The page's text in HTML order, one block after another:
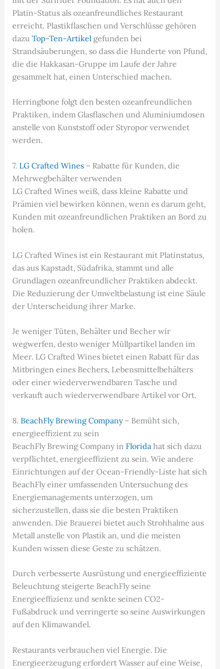
Platin-Status als ozeanfreundliches Restaurant
erreicht. Plastikflaschen und Verschlüsse gehören
dazu Top-Ten-Artikel gefunden bei
Strandsäuberungen, so dass die Hunderte von Pfund,
die die Hakkasan-Gruppe im Laufe der Jahre
gesammelt hat, einen Unterschied machen.
Herringbone folgt den besten ozeanfreundlichen
Praktiken, indem Glasflaschen und Aluminiumdosen
anstelle von Kunststoff oder Styropor verwendet
werden.
7. LG Crafted Wines– Rabatte für Kunden, die
Mehrwegbehälter verwenden
LG Crafted Wines weiß, dass kleine Rabatte und
Prämien viel bewirken können, wenn es darum geht,
Kunden mit ozeanfreundlichen Praktiken an Bord zu
holen.
LG Crafted Wines ist ein Restaurant mit Platinstatus,
das aus Kapstadt, Südafrika, stammt und alle
Grundlagen ozeanfreundlicher Praktiken abdeckt.
Die Reduzierung der Umweltbelastung ist eine Säule
der Unterscheidung ihrer Marke.
Je weniger Tüten, Behälter und Becher wir
wegwerfen, desto weniger Müllpartikel landen im
Meer. LG Crafted Wines bietet einen Rabatt für das
Mitbringen eines Bechers, Lebensmittelbehälters
oder einer wiederverwendbaren Tasche und
verkauft auch wiederverwendbare Artikel vor Ort.
8. BeachFly Brewing Company– Bemüht sich,
energieeffizient zu sein
BeachFly Brewing Company in Florida hat sich dazu
verpflichtet, energieeffizient zu sein. Wie andere
Einrichtungen auf der Ocean-Friendly-Liste hat sich
BeachFly einer umfassenden Untersuchung des
Energiemanagements unterzogen, um
sicherzustellen, dass sie die besten Praktiken
anwenden. Die Brauerei bietet auch Strohhalme aus
Metall anstelle von Plastik an, und die meisten
Kunden wissen diese Geste zu schätzen.
Durch verbesserte Ausrüstung und energieeffiziente
Beleuchtung steigerte BeachFly seine
Energieeffizienz und senkte seinen CO2-
Fußabdruck und verringerte so seine Auswirkungen
auf den Klimawandel.
Restaurants verbrauchen viel Energie. Die
Energieerzeugung erfordert Wasser auf eine Weise,